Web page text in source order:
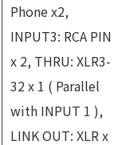
Phone x2,
INPUT3: RCA PIN
x 2, THRU: XLR3-
32 x 1 ( Parallel
with INPUT 1 ),
LINK OUT: XLR x